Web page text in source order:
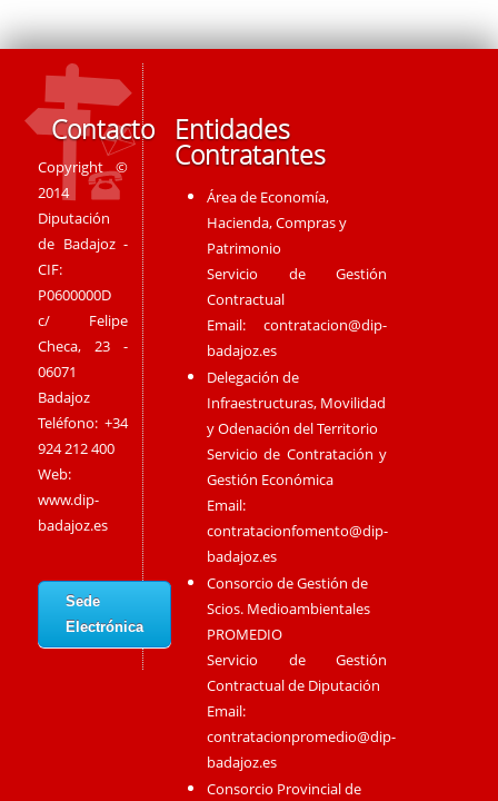
Contacto
Copyright ©
2014
Diputación
de Badajoz -
CIF:
P0600000D
c/ Felipe
Checa, 23 -
06071
Badajoz
Teléfono: +34
924 212 400
Web:
www.dip-
badajoz.es
Sede
Electrónica
Entidades
Contratantes
Área de Economía,
Hacienda, Compras y
Patrimonio
Servicio de Gestión
Contractual
Email:contratacion@dip-
badajoz.es
Delegación de
Infraestructuras, Movilidad
y Odenación del Territorio
Servicio de Contratación y
Gestión Económica
Email:
contratacionfomento@dip-
badajoz.es
Consorcio de Gestión de
Scios. Medioambientales
PROMEDIO
Servicio de Gestión
Contractual de Diputación
Email:
contratacionpromedio@dip-
badajoz.es
Consorcio Provincial de